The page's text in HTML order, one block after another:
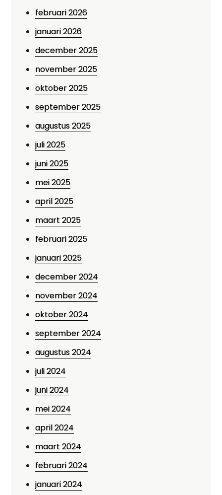
februari 2026
januari 2026
december 2025
november 2025
oktober 2025
september 2025
augustus 2025
juli 2025
juni 2025
mei 2025
april 2025
maart 2025
februari 2025
januari 2025
december 2024
november 2024
oktober 2024
september 2024
augustus 2024
juli 2024
juni 2024
mei 2024
april 2024
maart 2024
februari 2024
januari 2024